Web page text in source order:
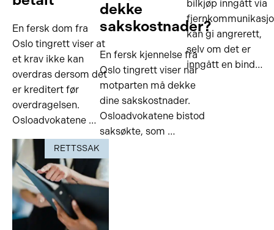
En fersk dom fra
Oslo tingrett viser at
et krav ikke kan
overdras dersom det
er kreditert før
overdragelsen.
Osloadvokatene …
dekke
sakskostnader?
En fersk kjennelse fra
Oslo tingrett viser når
motparten må dekke
dine sakskostnader.
Osloadvokatene bistod
saksøkte, som …
bilkjøp inngått via
kan gi angrerett,
selv om det er
inngått en bind…
RETTSSAK